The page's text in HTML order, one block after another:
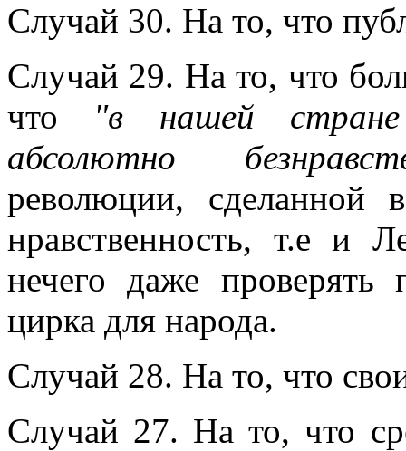
Случай 30. На то, что
Случай 29. На то, что
что
"в нашей стране
абсолютно
революции, сделанной
нравственность, т.е и
нечего даже
цирка для народа.
Случай 28. На то, что
Случай 27. На то, что